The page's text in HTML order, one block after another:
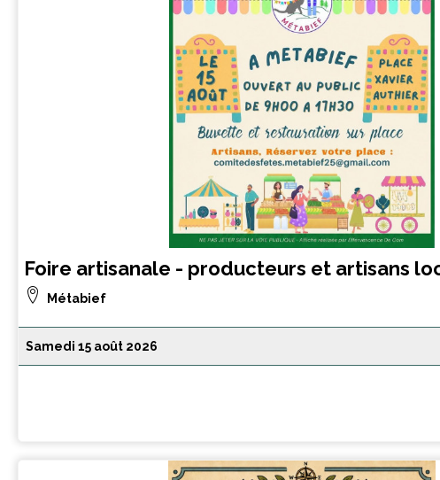
Foire artisanale - producteurs et artisans
Métabief
Samedi 15 août 2026